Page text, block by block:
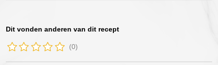
Dit vonden anderen van dit recept
(0)